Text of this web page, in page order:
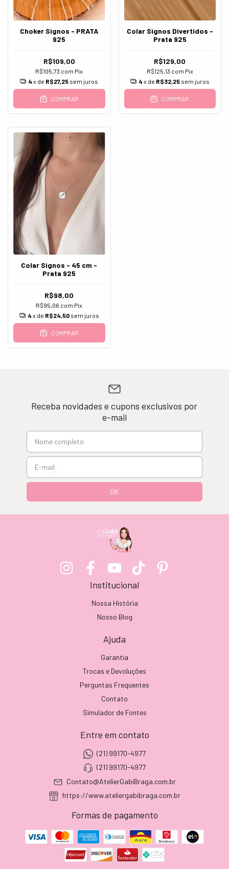
Choker Signos - PRATA
925
R$109,00
R$105,73 com Pix
4 x de R$27,25 sem juros
COMPRAR
Colar Signos Divertidos -
Prata 925
R$129,00
R$125,13 com Pix
4 x de R$32,25 sem juros
COMPRAR
Colar Signos - 45 cm -
Prata 925
R$98,00
R$95,06 com Pix
4 x de R$24,50 sem juros
COMPRAR
Receba novidades e cupons exclusivos por
e-mail
Institucional
Nossa História
Nosso Blog
Ajuda
Garantia
Trocas e Devoluções
Perguntas Frequentes
Contato
Simulador de Fontes
Entre em contato
(21) 99170-4977
(21) 99170-4977
Contato@AtelierGabiBraga.com.br
https://www.ateliergabibraga.com.br
Formas de pagamento